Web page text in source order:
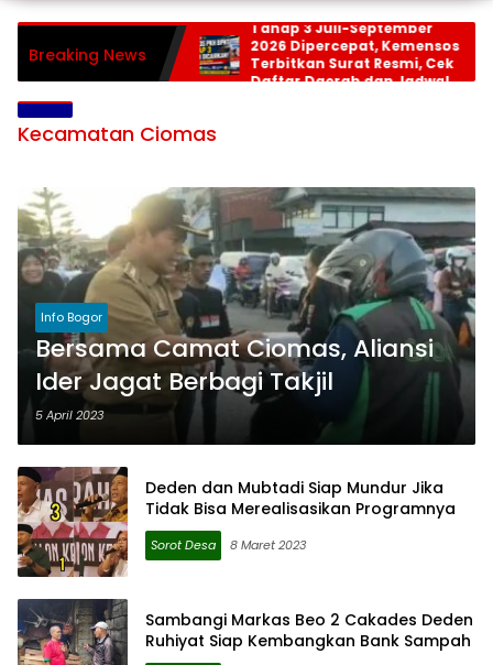
Breaking News
Bansos PKH dan BPNT
Tahap 3 Juli-September
2026 Dipercepat, Kemensos
Terbitkan Surat Resmi, Cek
Daftar Daerah dan Jadwal
Kecamatan Ciomas
Info Bogor
Bersama Camat Ciomas, Aliansi
Ider Jagat Berbagi Takjil
5 April 2023
Deden dan Mubtadi Siap Mundur Jika
Tidak Bisa Merealisasikan Programnya
Sorot Desa 8 Maret 2023
Sambangi Markas Beo 2 Cakades Deden
Ruhiyat Siap Kembangkan Bank Sampah